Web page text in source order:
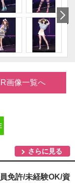
画像一覧へ
さらに見る
免許/未経験OK/資